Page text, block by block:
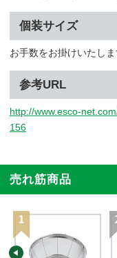
個装サイズ
お手数をお掛けいたし
参考URL
http://www.esco-
156
売れ筋商品